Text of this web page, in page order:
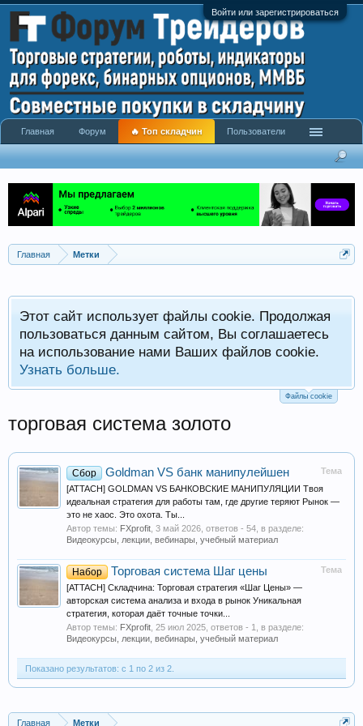
Войти или зарегистрироваться
Главная Метки
Этот сайт использует файлы cookie. Продолжая
пользоваться данным сайтом, Вы соглашаетесь
на использование нами Ваших файлов cookie.
Узнать больше.
Файлы cookie
торговая система золото
Тема
Сбор Goldman VS банк манипулейшен
[ATTACH] GOLDMAN VS БАНКОВСКИЕ МАНИПУЛЯЦИИ Твоя
идеальная стратегия для работы там, где другие теряют Рынок —
это не хаос. Это охота. Ты...
Автор темы: FXprofit 3 май 2026 , ответов - 54, в разделе:
Видеокурсы, лекции, вебинары, учебный материал
Тема
Набор Торговая система Шаг цены
[ATTACH] Складчина: Торговая стратегия «Шаг Цены» —
авторская система анализа и входа в рынок Уникальная
стратегия, которая даёт точные точки...
Автор темы: FXprofit 25 июл 2025 , ответов - 1, в разделе:
Видеокурсы, лекции, вебинары, учебный материал
Показано результатов: с 1 по 2 из 2.
Главная Метки
Главная Форум 🔥 Топ складчин Пользователи